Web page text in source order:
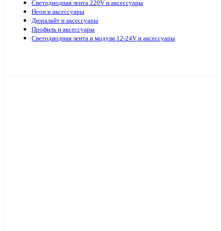
Светодиодная лента 220V и аксессуары
Неон и аксессуары
Дюралайт и аксессуары
Профиль и аксессуары
Светодиодная лента и модули 12-24V и аксессуары